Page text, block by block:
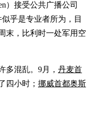
）接受公共广播公司
乎是专业者所为，目
末，比利时一处军用空
多混乱。9月， 丹麦首
四小时； 挪威首都奥斯